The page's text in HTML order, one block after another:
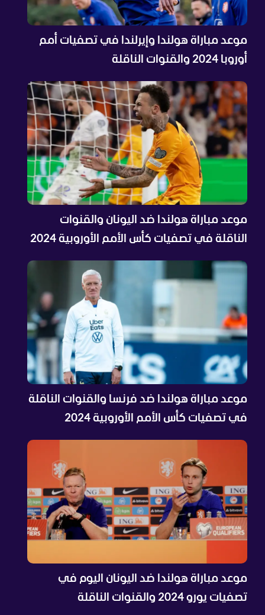
موعد مباراة هولندا وإيرلندا في تصفيات أمم
أوروبا 2024 والقنوات الناقلة
موعد مباراة هولندا ضد اليونان والقنوات
الناقلة في تصفيات كأس الأمم الأوروبية 2024
موعد مباراة هولندا ضد فرنسا والقنوات الناقلة
في تصفيات كأس الأمم الأوروبية 2024
موعد مباراة هولندا ضد اليونان اليوم في
تصفيات يورو 2024 والقنوات الناقلة